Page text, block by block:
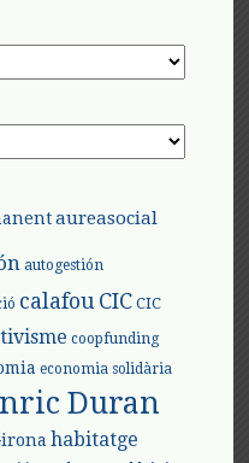
aureasocial
autogestión
calafouCIC CIC
coopfunding
economia solidària
Duran
habitatge